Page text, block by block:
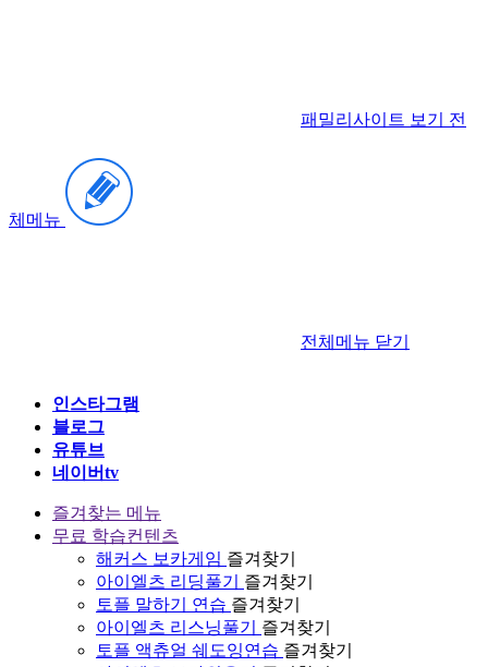
패밀리사이트 보기 전
체메뉴
전체메뉴 닫기
인스타그램
블로그
유튜브
네이버tv
즐겨찾는 메뉴
무료 학습컨텐츠
해커스 보카게임 즐겨찾기
아이엘츠 리딩풀기
즐겨찾기
토플 말하기 연습 즐겨찾기
아이엘츠 리스닝풀기
즐겨찾기
토플 액츄얼 쉐도잉연습 즐겨찾기